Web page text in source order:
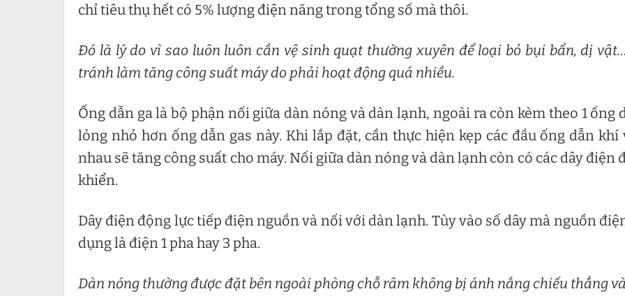
chỉ tiêu thụ hết có 5% lượng điện năng trong tổng số mà thôi.
Đó là lý do vì sao luôn luôn cần vệ sinh quạt thường xuyên để loại bỏ bụi bẩn, dị
tránh làm tăng công suất máy do phải hoạt động quá nhiều.
Ống dẫn ga là bộ phận nối giữa dàn nóng và dàn lạnh, ngoài ra còn kèm theo 1 ống
lỏng nhỏ hơn ống dẫn gas này. Khi lắp đặt, cần thực hiện kẹp các đầu ống dẫn khí
nhau sẽ tăng công suất cho máy. Nối giữa dàn nóng và dàn lạnh còn có các dây điện
khiển.
Dây điện động lực tiếp điện nguồn và nối với dàn lạnh. Tùy vào số dây mà nguồn
dụng là điện 1 pha hay 3 pha.
Dàn nóng thường được đặt bên ngoài phòng chỗ râm không bị ánh nắng chiếu thẳng